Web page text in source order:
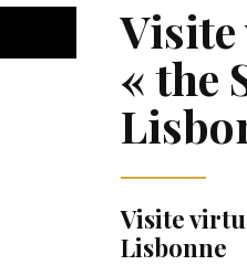
« the
Visite
Lisbonne